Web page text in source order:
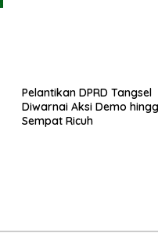
Pelantikan DPRD Tangsel
Diwarnai Aksi Demo
Sempat Ricuh